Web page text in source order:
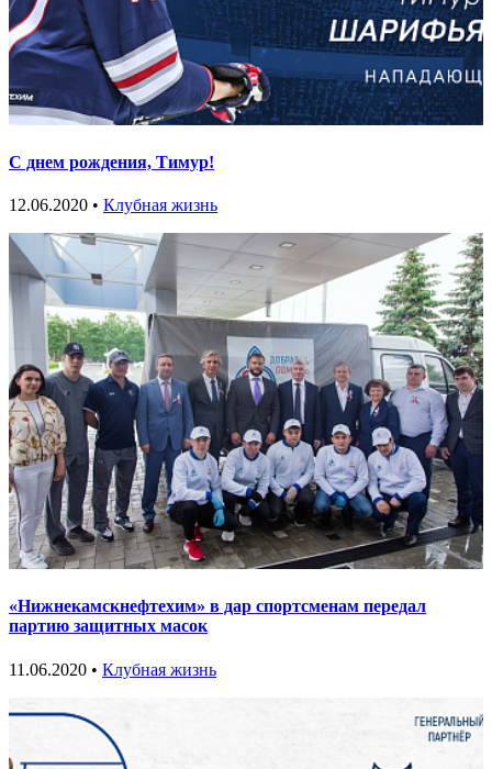
С днем рождения, Тимур!
12.06.2020 • Клубная жизнь
«Нижнекамскнефтехим» в дар спортсменам передал
партию защитных масок
11.06.2020 • Клубная жизнь